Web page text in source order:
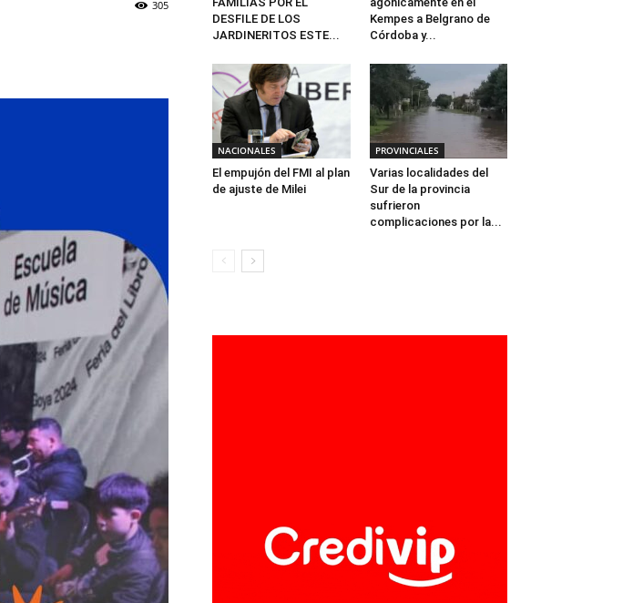
305
DESFILE DE LOS
JARDINERITOS ESTE...
Kempes a Belgrano de
Córdoba y...
NACIONALES
El empujón del FMI al plan
de ajuste de Milei
PROVINCIALES
Varias localidades del
Sur de la provincia
sufrieron
complicaciones por la...